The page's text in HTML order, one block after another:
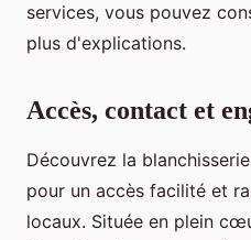
services, vous pouvez
plus d'explications.
Accès, contact et
Découvrez la
pour un accès facilité et
locaux. Située en plein